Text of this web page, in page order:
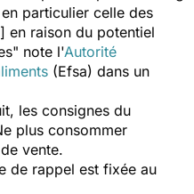
particulier celle des
en raison du potentiel
note l'Autorité
(Efsa) dans un
les consignes du
plus consommer
vente.
de rappel est fixée au